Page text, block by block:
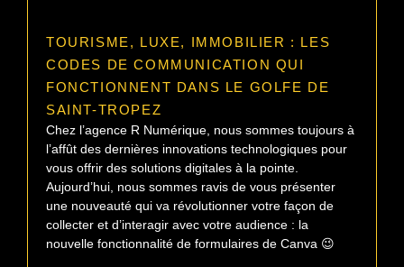
TOURISME, LUXE, IMMOBILIER : LES
CODES DE COMMUNICATION QUI
FONCTIONNENT DANS LE GOLFE DE
SAINT-TROPEZ
Chez l’agence R Numérique, nous sommes toujours à
l’affût des dernières innovations technologiques pour
vous offrir des solutions digitales à la pointe.
Aujourd’hui, nous sommes ravis de vous présenter
une nouveauté qui va révolutionner votre façon de
collecter et d’interagir avec votre audience : la
nouvelle fonctionnalité de formulaires de Canva 😉